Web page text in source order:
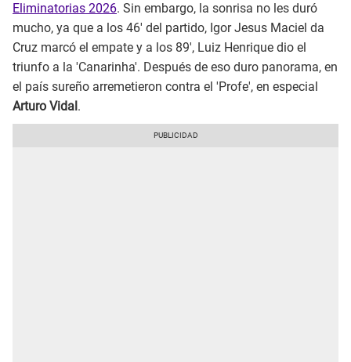
Eliminatorias 2026. Sin embargo, la sonrisa no les duró
mucho, ya que a los 46' del partido, Igor Jesus Maciel da
Cruz marcó el empate y a los 89', Luiz Henrique dio el
triunfo a la 'Canarinha'. Después de eso duro panorama, en
el país sureño arremetieron contra el 'Profe', en especial
Arturo Vidal .